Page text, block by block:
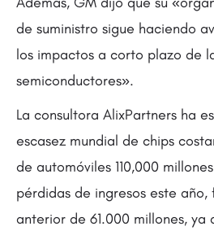
de suministro sigue haciendo
los impactos a corto plazo de
semiconductores».
La consultora AlixPartners ha
escasez mundial de chips
de automóviles 110,000
pérdidas de ingresos este
anterior de 61.000 millones, ya